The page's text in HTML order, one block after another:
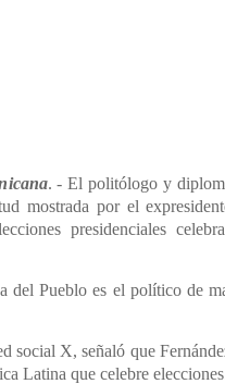
. - El politólogo y
mostrada por el
presidenciales
del Pueblo es el político de
social X, señaló que
Latina que celebre